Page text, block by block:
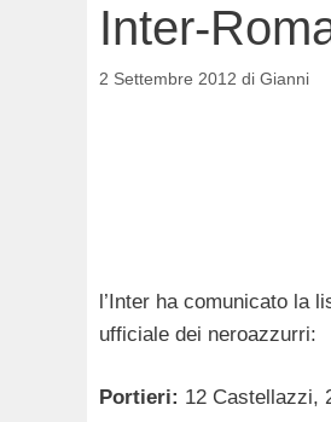
Inter-
2 Settembre 2012 di Gianni
l’Inter ha comunicato la
ufficiale dei neroazzurri:
Portieri: 12 Castellazzi,